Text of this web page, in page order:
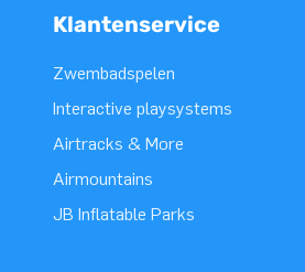
Klantenservice
Zwembadspelen
Interactive playsystems
Airtracks & More
Airmountains
JB Inflatable Parks